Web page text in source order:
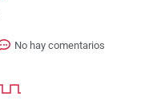
No hay comentarios